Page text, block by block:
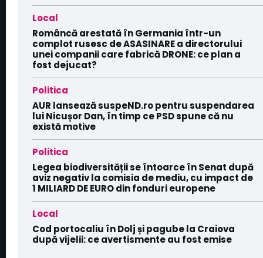
Local
Româncă arestată în Germania într-un
complot rusesc de ASASINARE a directorului
unei companii care fabrică DRONE: ce plan a
fost dejucat?
Politica
AUR lansează suspeND.ro pentru suspendarea
lui Nicușor Dan, în timp ce PSD spune că nu
există motive
Politica
Legea biodiversității se întoarce în Senat după
aviz negativ la comisia de mediu, cu impact de
1 MILIARD DE EURO din fonduri europene
Local
Cod portocaliu în Dolj și pagube la Craiova
după vijelii: ce avertismente au fost emise